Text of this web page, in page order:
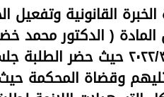
القانونية
( الدكتور محمد
الموافق ٢٠٢٢/٣/٢٨
وقضاة المحكمة